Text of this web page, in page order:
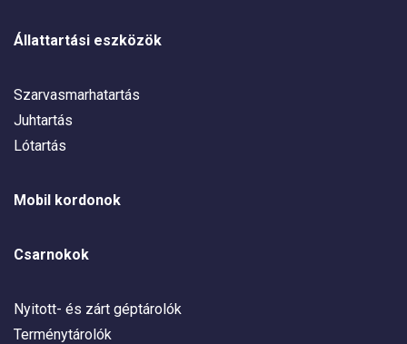
Állattartási eszközök
Szarvasmarhatartás
Juhtartás
Lótartás
Mobil kordonok
Csarnokok
Nyitott- és zárt géptárolók
Terménytárolók